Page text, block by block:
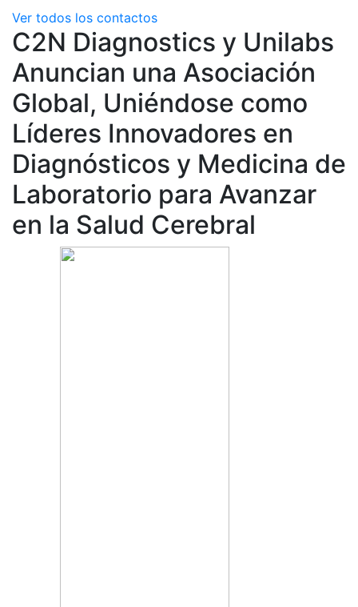
Ver todos los contactos
C2N Diagnostics y Unilabs
Anuncian una Asociación
Global, Uniéndose como
Líderes Innovadores en
Diagnósticos y Medicina de
Laboratorio para Avanzar
en la Salud Cerebral